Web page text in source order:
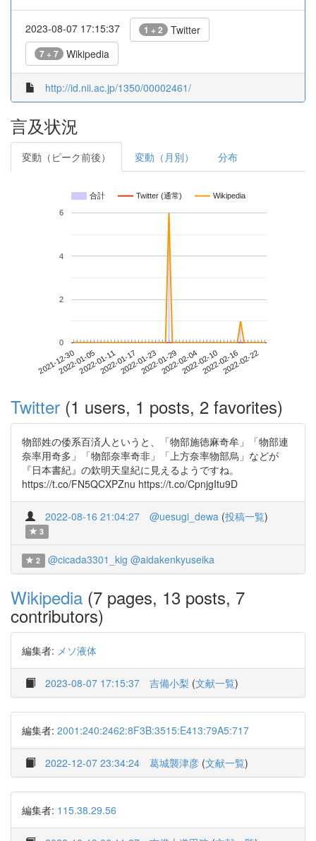
2023-08-07 17:15:37 1 + 2 Twitter
7 + 7 Wikipedia
http://id.nii.ac.jp/1350/00002461/
言及状況
変動（ピーク前後） 変動（月別） 分布
合計 Twitter (通常) Wikipedia
2021-12-302022-01-052022-01-112022-01-172022-01-232022-01-292022-02-042022-02-102022-02-162022-02-22
0
2
4
6
Twitter (1 users, 1 posts, 2 favorites)
物部姓の倭系百済人というと、「物部施徳麻奇牟」「物部連
奈率用奇多」「物部奈率奇非」「上方奈率物部烏」などが
『日本書紀』の欽明天皇紀に見えるようですね。
https://t.co/FN5QCXPZnu https://t.co/CpnjgItu9D
2022-08-16 21:04:27 @uesugi_dewa (投稿一覧)
3
2 @cicada3301_kig @aidakenkyuseika
Wikipedia (7 pages, 13 posts, 7
contributors)
編集者: メソ液体
2023-08-07 17:15:37 吉備小梨 (文献一覧)
編集者: 2001:240:2462:8F3B:3515:E413:79A5:717
2022-12-07 23:34:24 葛城襲津彦 (文献一覧)
編集者: 115.38.29.56